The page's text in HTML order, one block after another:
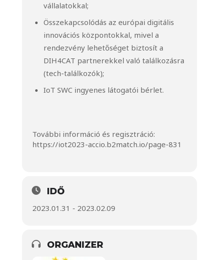
vállalatokkal;
Összekapcsolódás az európai digitális
innovációs központokkal, mivel a
rendezvény lehetőséget biztosít a
DIH4CAT partnerekkel való találkozásra
(tech-találkozók);
IoT SWC ingyenes látogatói bérlet.
További információ és regisztráció:
https://iot2023-accio.b2match.io/page-831
IDŐ
2023.01.31 - 2023.02.09
ORGANIZER